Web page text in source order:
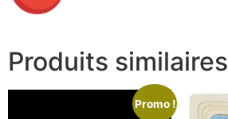
Produits similaires
Promo !